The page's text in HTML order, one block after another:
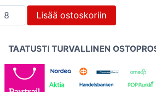
Lisää ostoskoriin
TAATUSTI TURVALLINEN